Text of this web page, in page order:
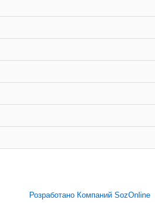
Розработано Компаний SozOnline